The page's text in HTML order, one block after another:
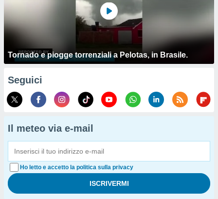
Tornado e piogge torrenziali a Pelotas, in Brasile.
Seguici
Il meteo via e-mail
Ho letto e accetto la politica sulla privacy